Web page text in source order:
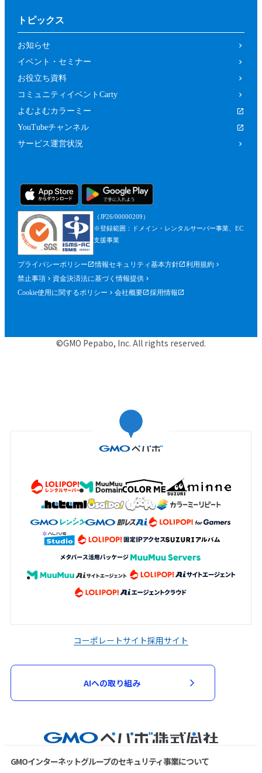
トピックス
お知らせ
イベント・セミナー
お役立ち資料
コミュニティイベントCarty
よむよむカラーミー
YouTubeチャンネル
サービス運営状況
（JP26/00000209）
※登録範囲：ドメイン・レンタルサーバー事業、EC
支援事業
プライバシーポリシー 情報セキュリティ基本方針
利用規約
禁止事項
資金決済法に基づく情報提供
Cookie使用に関するポリシー
会社概要 採用情報
©GMO Pepabo, Inc. All rights reserved.
コーポレートサイト採用サイト
AIへの取り組み
GMOインターネットグループのセキュリティ事業について